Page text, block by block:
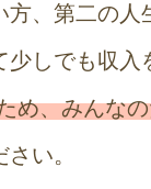
、第二の人
しでも収入
め、みんな
い。